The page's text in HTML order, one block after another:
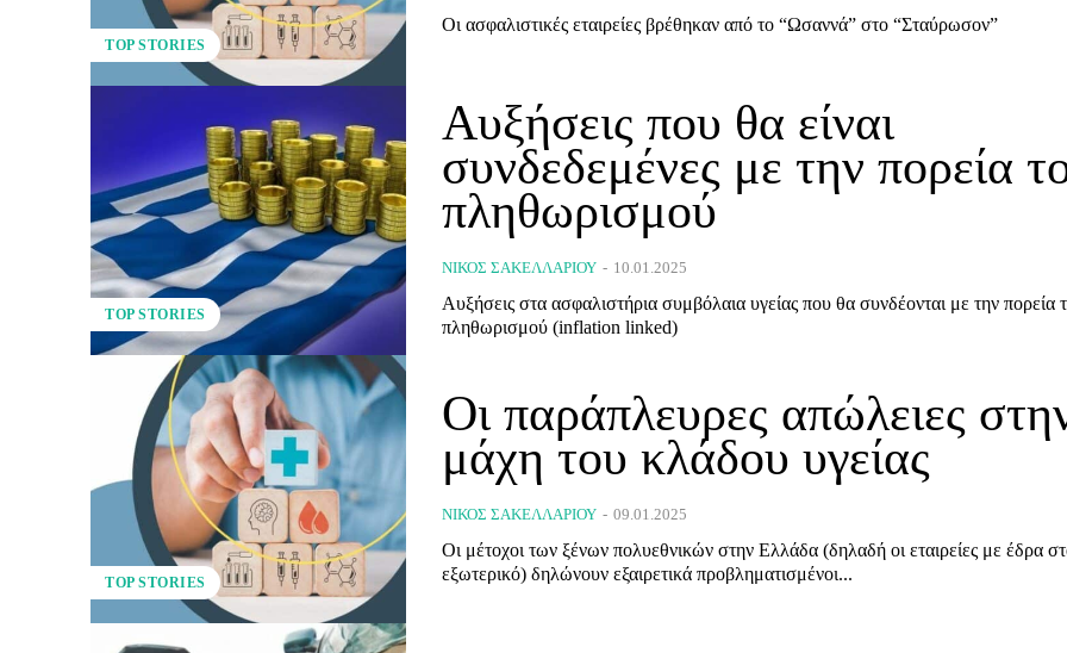
TOP STORIES
Οι ασφαλιστικές εταιρείες βρέθηκαν από το “Ωσαννά” στο “Σταύρωσον”
TOP STORIES
Αυξήσεις που θα είναι
συνδεδεμένες με την πορεία
πληθωρισμού
ΝΊΚΟΣ ΣΑΚΕΛΛΑΡΊΟΥ - 10.01.2025
Αυξήσεις στα ασφαλιστήρια συμβόλαια υγείας που θα συνδέονται με την πορεία
πληθωρισμού (inflation linked)
TOP STORIES
Οι παράπλευρες απώλειες
μάχη του κλάδου υγείας
ΝΊΚΟΣ ΣΑΚΕΛΛΑΡΊΟΥ - 09.01.2025
Oι μέτοχοι των ξένων πολυεθνικών στην Ελλάδα (δηλαδή οι εταιρείες με έδρα
εξωτερικό) δηλώνουν εξαιρετικά προβληματισμένoι...